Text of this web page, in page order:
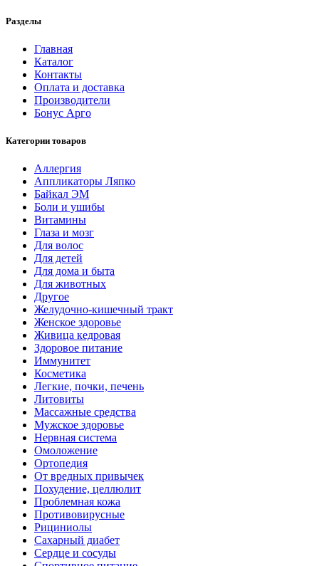
Разделы
Главная
Каталог
Контакты
Оплата и доставка
Производители
Бонус Арго
Категории товаров
Аллергия
Аппликаторы Ляпко
Байкал ЭМ
Боли и ушибы
Витамины
Глаза и мозг
Для волос
Для детей
Для дома и быта
Для животных
Другое
Желудочно-кишечный тракт
Женское здоровье
Живица кедровая
Здоровое питание
Иммунитет
Косметика
Легкие, почки, печень
Литовиты
Массажные средства
Мужское здоровье
Нервная система
Омоложение
Ортопедия
От вредных привычек
Похудение, целлюлит
Проблемная кожа
Противовирусные
Рициниолы
Сахарный диабет
Сердце и сосуды